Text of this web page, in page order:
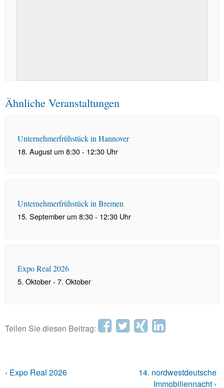
Ähnliche Veranstaltungen
Unternehmerfrühstück in Hannover
18. August um 8:30- 12:30 Uhr
Unternehmerfrühstück in Bremen
15. September um 8:30- 12:30 Uhr
Expo Real 2026
5. Oktober- 7. Oktober
Teilen Sie diesen Beitrag:
‹ Expo Real 2026
14. nordwestdeutsche
Immobiliennacht ›